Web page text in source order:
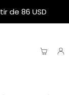
de 86 USD